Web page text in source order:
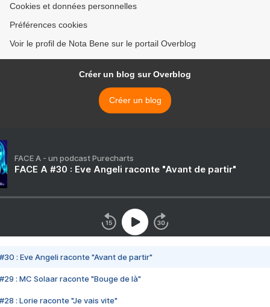
Cookies et données personnelles
Préférences cookies
Voir le profil de Nota Bene sur le portail Overblog
Créer un blog sur Overblog
Créer un blog
FACE A - un podcast Purecharts
FACE A #30 : Eve Angeli raconte "Avant de partir"
#30 : Eve Angeli raconte "Avant de partir"
#29 : MC Solaar raconte "Bouge de là"
#28 : Lorie raconte "Je vais vite"